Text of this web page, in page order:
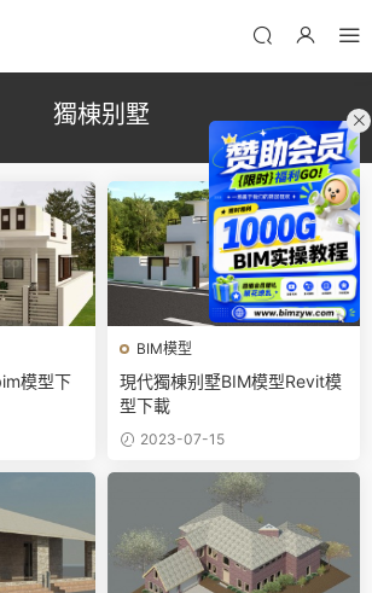
獨棟别墅
模型下
BIM模型
現代獨棟别墅BIM模型Revit模
型下載
2023-07-15